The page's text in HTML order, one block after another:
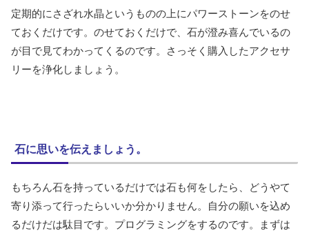
定期的にさざれ水晶というものの上にパワーストーンをのせ
ておくだけです。のせておくだけで、石が澄み喜んでいるの
が目で見てわかってくるのです。さっそく購入したアクセサ
リーを浄化しましょう。
石に思いを伝えましょう。
もちろん石を持っているだけでは石も何をしたら、どうやて
寄り添って行ったらいいか分かりません。自分の願いを込め
るだけだは駄目です。プログラミングをするのです。まずは